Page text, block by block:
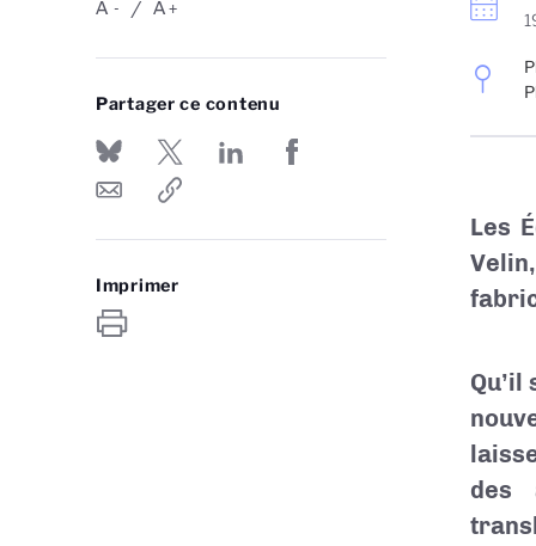
-
A +
A
Partager ce contenu
Imprimer
Les
des